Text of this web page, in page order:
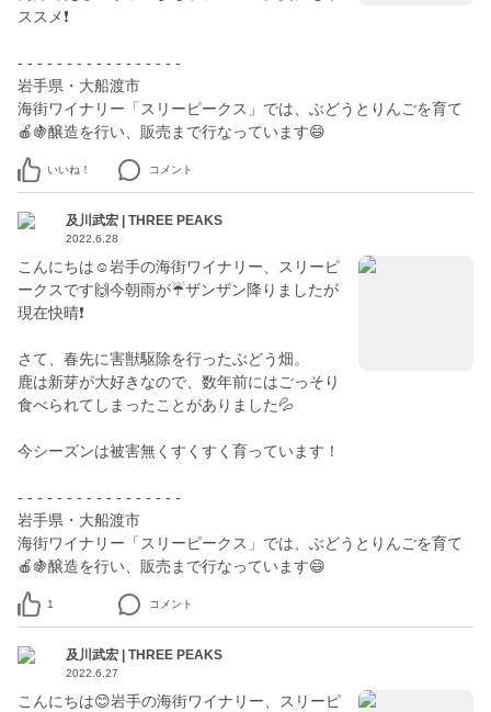
ススメ❗️
- - - - - - - - - - - - - - - - -
岩手県・大船渡市
海街ワイナリー「スリーピークス」では、ぶどうとりんごを育て
🍎🍇醸造を行い、販売まで行なっています😄
いいね！ コメント
及川武宏 | THREE PEAKS
2022.6.28
こんにちは☺️岩手の海街ワイナリー、スリーピ
ークスです🙌今朝雨が☔️ザンザン降りましたが
現在快晴❗️
さて、春先に害獣駆除を行ったぶどう畑。
鹿は新芽が大好きなので、数年前にはごっそり
食べられてしまったことがありました💦
今シーズンは被害無くすくすく育っています！
- - - - - - - - - - - - - - - - -
岩手県・大船渡市
海街ワイナリー「スリーピークス」では、ぶどうとりんごを育て
🍎🍇醸造を行い、販売まで行なっています😄
1 コメント
及川武宏 | THREE PEAKS
2022.6.27
こんにちは😊岩手の海街ワイナリー、スリーピ